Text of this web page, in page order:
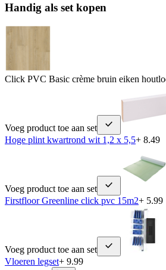
Handig als set kopen
Click PVC Basic crème bruin eiken
Voeg product toe aan set
Hoge plint kwartrond wit 1,2 x 5,5+ 8.49
Voeg product toe aan set
Firstfloor Greenline click pvc 15m2+ 5.99
Voeg product toe aan set
Vloeren legset+ 9.99